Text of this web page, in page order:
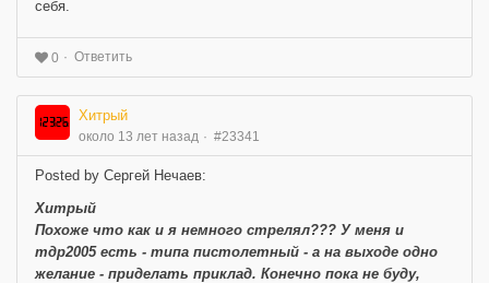
себя.
0 Ответить
Хитрый
около 13 лет назад #23341
Posted by Сергей Нечаев:
Хитрый
Похоже что как и я немного стрелял??? У меня и
тдр2005 есть - типа пистолетный - а на выходе одно
желание - приделать приклад. Конечно пока не буду,